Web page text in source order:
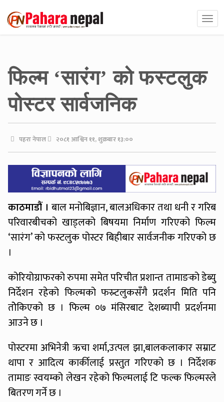
फिल्म ‘सारंग’ को फस्टलुक
पोस्टर सार्वजनिक
पहरा नेपाल २०८१ आश्विन ११, शुक्रबार १३:००
काठमाडौं । बाल मनोबिज्ञान, बालअधिकार तथा धनी र गरिब
परिवारबीचको खाड्लको बिषयमा निर्माण गरिएको फिल्म
‘सारंग’ को फस्टलुक पोस्टर बिहीबार सार्वजनीक गरिएको छ
।
कोरियोग्राफरको रुपमा समेत परिचीत प्रशान्त तामाङको डेब्यु
निर्देशन रहेको फिल्मको फस्र्टलुकसँगै प्रदर्शन मिति पनि
तोेकिएको छ । फिल्म ०७ मंसिरबाट देशब्यापी प्रदर्शनमा
आउने छ ।
पोस्टरमा अभिनेत्री ऋचा शर्मा,उत्पल झा,बालकलाकार सम्राट
थापा र आदित्य कार्कीलाई प्रस्तुत गरिएको छ । निर्देशक
तामाङ स्वयम्को लेखन रहेको फिल्मलाई टि फल्क फिल्मस्ले
बितरण गर्ने छ ।